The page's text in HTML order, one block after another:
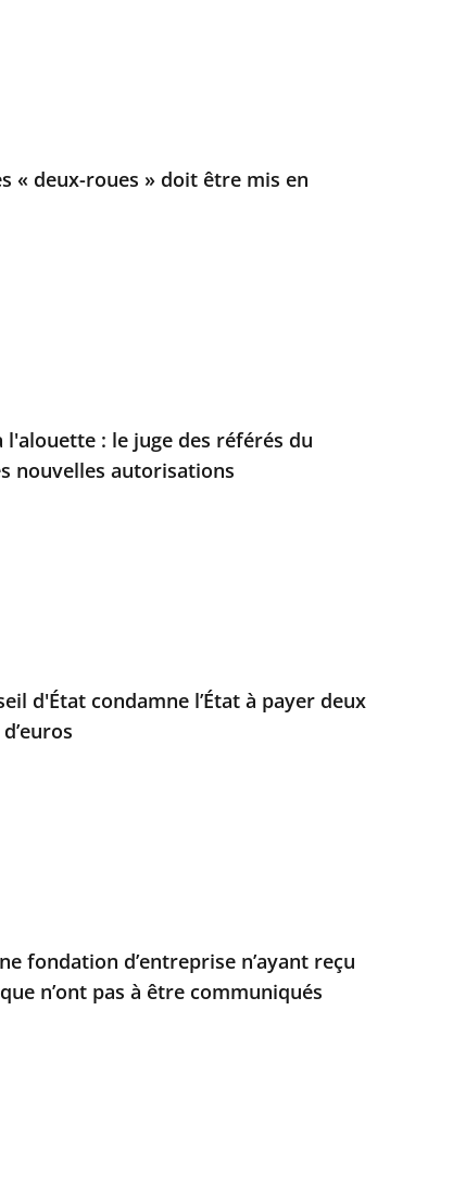
« deux-roues » doit être mis en
l'alouette : le juge des référés du
nouvelles autorisations
d'État condamne l’État à payer deux
fondation d’entreprise n’ayant reçu
n’ont pas à être communiqués